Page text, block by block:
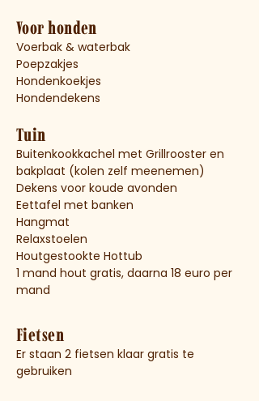
Voor honden
Voerbak & waterbak
Poepzakjes
Hondenkoekjes
Hondendekens
Tuin
Buitenkookkachel met Grillrooster en
bakplaat (kolen zelf meenemen)
Dekens voor koude avonden
Eettafel met banken
Hangmat
Relaxstoelen
Houtgestookte Hottub
1 mand hout gratis, daarna 18 euro per
mand
Fietsen
Er staan 2 fietsen klaar gratis te
gebruiken